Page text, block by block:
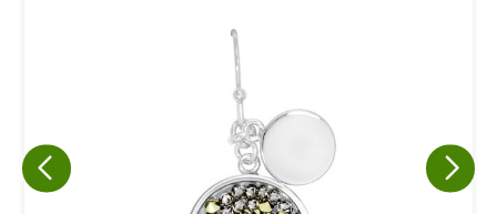
Eu concordo em receber comunicações.
A nossa empresa está comprometida a proteger e respeitar
sua privacidade, utilizaremos seus dados apenas para fins
de marketing. Você pode alterar suas preferências a